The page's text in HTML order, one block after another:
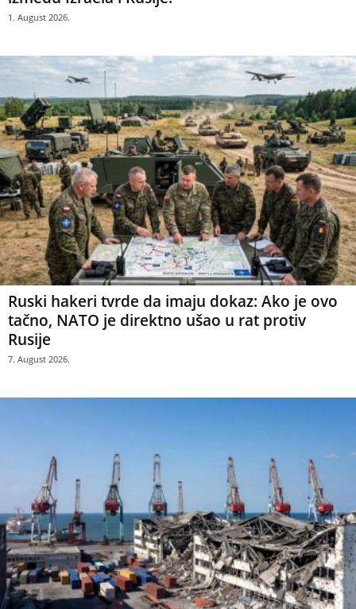
1. August 2026.
Ruski hakeri tvrde da imaju dokaz: Ako je ovo
tačno, NATO je direktno ušao u rat protiv
Rusije
7. August 2026.